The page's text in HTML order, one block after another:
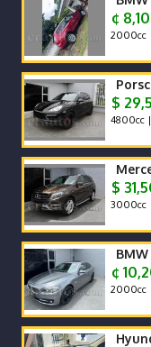
¢
2000cc
$
4800cc
$
3000cc
¢
2000cc